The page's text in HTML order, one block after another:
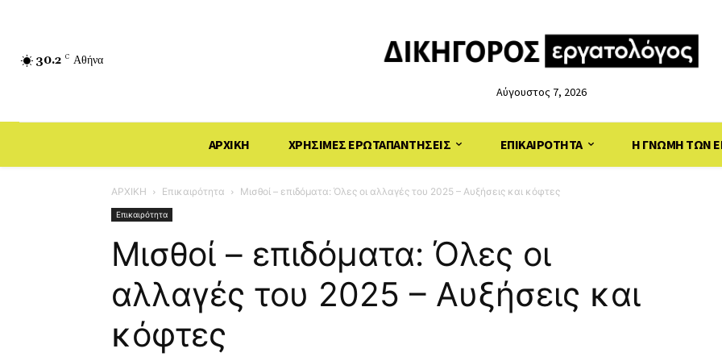
30.2 C Αθήνα
Αύγουστος 7, 2026
ΑΡΧΙΚΗ ΧΡΗΣΙΜΕΣ ΕΡΩΤΑΠΑΝΤΗΣΕΙΣ ΕΠΙΚΑΙΡΟΤΗΤΑ Η ΓΝΩΜΗ ΤΩΝ
ΑΡΧΙΚΗ Επικαιρότητα Μισθοί – επιδόματα: Όλες οι αλλαγές του 2025 – Αυξήσεις και κόφτες
Επικαιρότητα
Μισθοί – επιδόματα: Όλες οι
αλλαγές του 2025 – Αυξήσεις και
κόφτες